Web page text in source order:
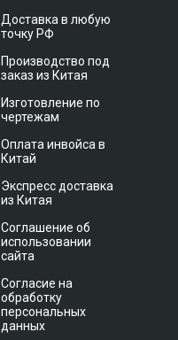
Доставка в любую
точку РФ
Производство под
заказ из Китая
Изготовление по
чертежам
Оплата инвойса в
Китай
Экспресс доставка
из Китая
Соглашение об
использовании
сайта
Согласие на
обработку
персональных
данных